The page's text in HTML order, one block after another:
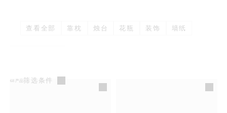
查看全部 靠枕 烛台 花瓶 装饰 墙纸
68 产品 筛选条件